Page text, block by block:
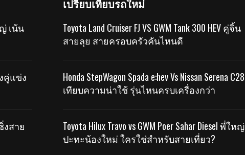
เน้น
คู่แข่ง
งสาย
เปรียบเทียบรถใหม่
Toyota Land Cruiser FJ VS GWM Tank 300 HEV คู่จิ้น
สายลุย สายครอบครัวคันไหนดี
Honda StepWagon Spada e:hev Vs Nissan Serena C28
เทียบความน่าใช้ รุ่นไหนครบเครื่องกว่า
Toyota Hilux Travo vs GWM Poer Sahar Diesel พี่ใหญ่
ปะทะน้องใหม่ ใครใช่สำหรับสายเที่ยว?